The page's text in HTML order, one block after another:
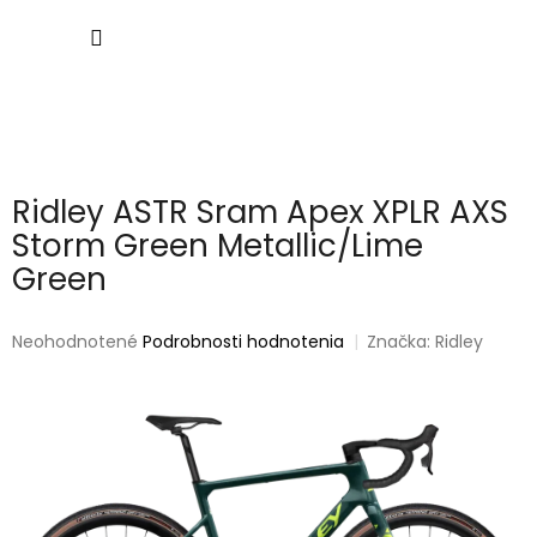
Ridley ASTR Sram Apex XPLR AXS
Storm Green Metallic/Lime
Green
Priemerné
hviezdičiek.
Neohodnotené Podrobnosti hodnotenia Značka:Ridley